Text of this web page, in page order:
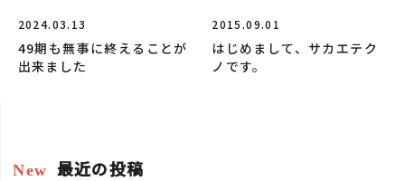
2024.03.13
49期も無事に終えることが
出来ました
2015.09.01
はじめまして、サカエテク
ノです。
New 最近の投稿